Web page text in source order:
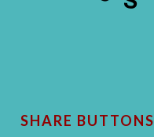
SHARE BUTTONS